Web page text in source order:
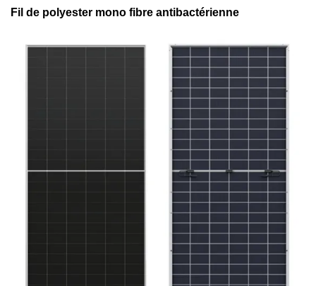
Fil de polyester mono fibre antibactérienne